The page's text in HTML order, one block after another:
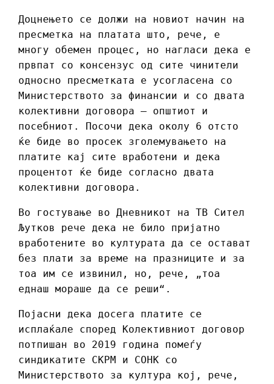
Доцнењето се должи на новиот начин на
пресметка на платата што, рече, е
многу обемен процес, но нагласи дека е
првпат со консензус од сите чинители
односно пресметката е усогласена со
Министерството за финансии и со двата
колективни договора – општиот и
посебниот. Посочи дека околу 6 отсто
ќе биде во просек зголемувањето на
платите кај сите вработени и дека
процентот ќе биде согласно двата
колективни договора.
Во гостување во Дневникот на ТВ Сител
Љутков рече дека не било пријатно
вработените во културата да се остават
без плати за време на празниците и за
тоа им се извинил, но, рече, „тоа
еднаш мораше да се реши“.
Појасни дека досега платите се
исплаќале според Колективниот договор
потпишан во 2019 година помеѓу
синдикатите СКРМ и СОНК со
Министерството за култура кој, рече,